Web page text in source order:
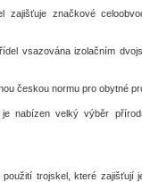
zajišťuje značkové
vsazována izolačním
českou normu pro obytné
nabízen velký výběr
použití trojskel, které zajišťují